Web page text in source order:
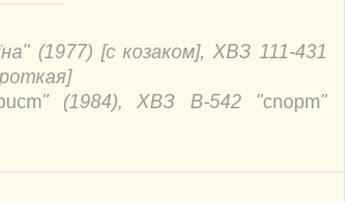
(1977) [с козаком], ХВЗ 111-431
" (1984), ХВЗ В-542 "cnорm"